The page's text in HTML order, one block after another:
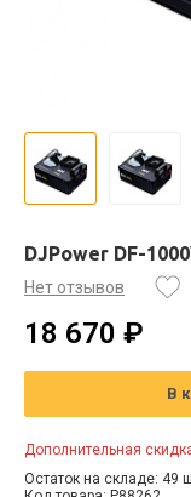
DJPower DF-
Нет отзывов
18 670 ₽
В
Дополнительная
Остаток на складе: 49